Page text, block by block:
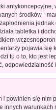
antykoncepcyjne,
środków -
tabletka i
pojawia się
tu o to, kto jest
odpowiedzialność
i powinien się nim
innych warunkach